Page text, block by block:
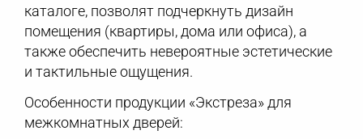
каталоге, позволят подчеркнуть дизайн
помещения (квартиры, дома или офиса), а
также обеспечить невероятные эстетические
и тактильные ощущения.
Особенности продукции «Экстреза» для
межкомнатных дверей: